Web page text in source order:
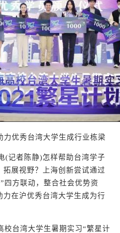
力优秀台湾大学生成行业栋梁
者陈静)怎样帮助台湾学子
展视野？上海创新尝试通过
四方联动，整合社会优势资
在沪优秀台湾大学生成为行
台湾大学生暑期实习“繁星计